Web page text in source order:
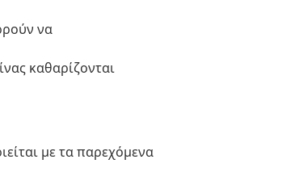
να
καθαρίζονται
με τα παρεχόμενα